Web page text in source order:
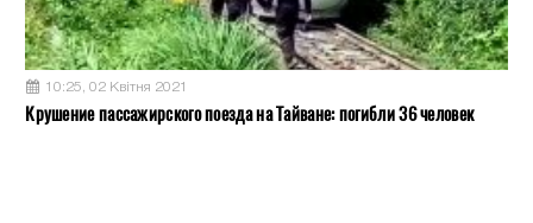
10:25, 02 Квітня 2021
Крушение пассажирского поезда на Тайване: погибли 36 человек